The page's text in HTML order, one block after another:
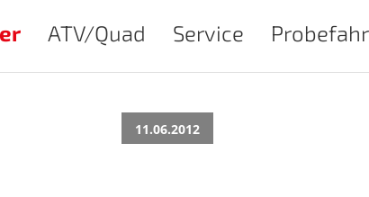
ATV/Quad Service
11.06.2012